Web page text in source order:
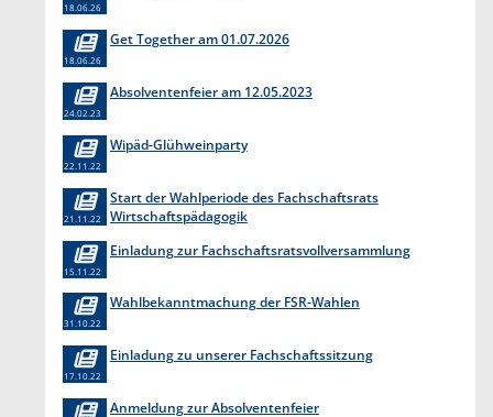
18.06.26
Get Together am 01.07.2026
18.06.26
Absolventenfeier am 12.05.2023
24.02.23
Wipäd-Glühweinparty
22.11.22
Start der Wahlperiode des Fachschaftsrats
Wirtschaftspädagogik
21.11.22
Einladung zur Fachschaftsratsvollversammlung
15.11.22
Wahlbekanntmachung der FSR-Wahlen
31.10.22
Einladung zu unserer Fachschaftssitzung
17.10.22
Anmeldung zur Absolventenfeier